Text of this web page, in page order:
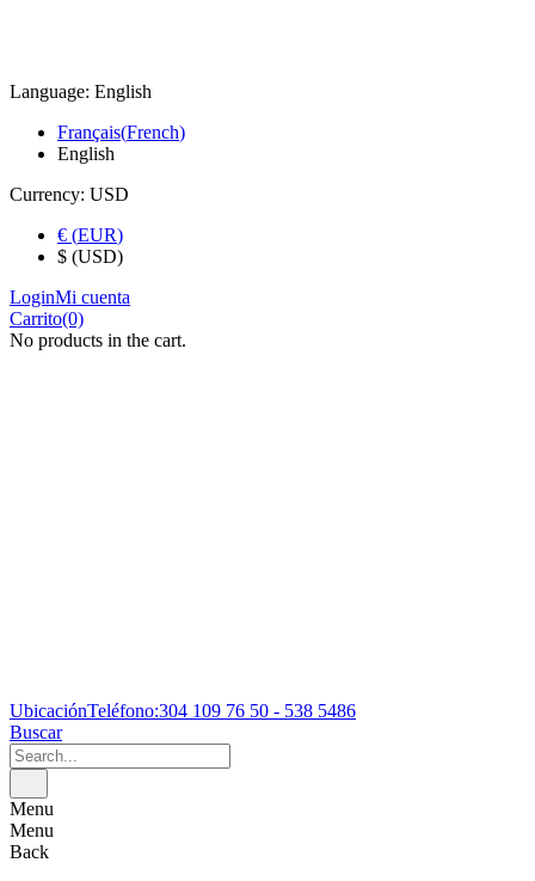
Language: English
Français(French)
English
Currency: USD
€ (EUR)
$ (USD)
LoginMi cuenta
Carrito(0)
No products in the cart.
UbicaciónTeléfono:304 109 76 50 - 538 5486
Buscar
Menu
Menu
Back